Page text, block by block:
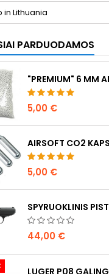
in Lithuania
PARDUODAMOS
5,00 €
5,00 €
44,00 €